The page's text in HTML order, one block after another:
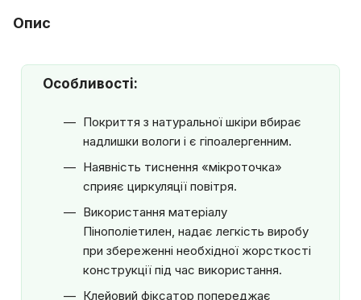
Опис
Особливості:
Покриття з натуральної шкіри вбирає
надлишки вологи і є гіпоалергенним.
Наявність тиснення «мікроточка»
сприяє циркуляції повітря.
Використання матеріалу
Пінополіетилен, надає легкість виробу
при збереженні необхідної жорсткості
конструкції під час використання.
Клейовий фіксатор попереджає